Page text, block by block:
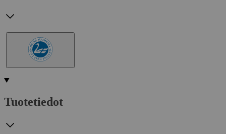
Tuotetiedot